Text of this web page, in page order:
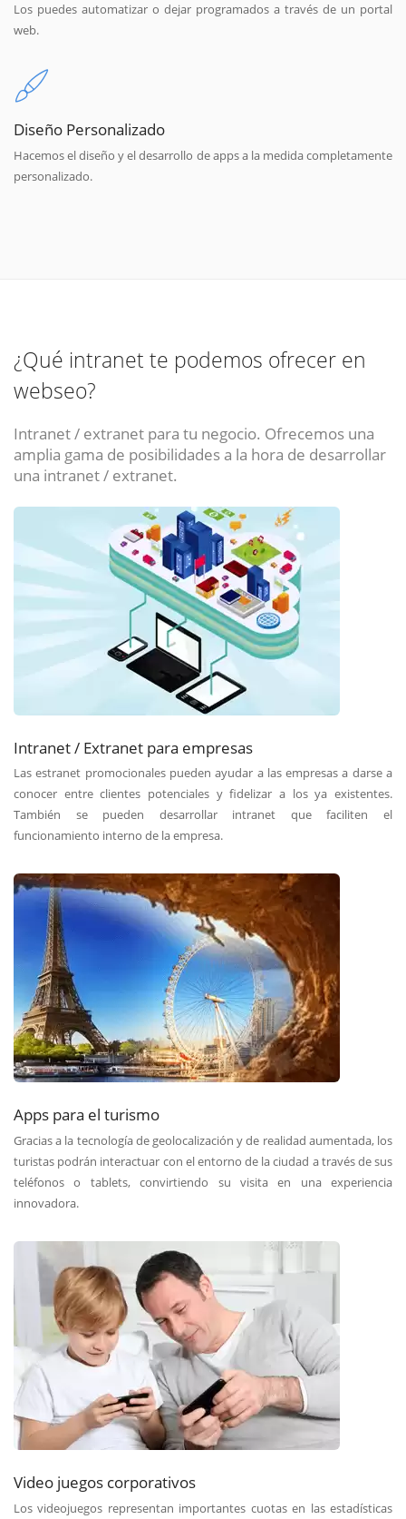
Los puedes automatizar o dejar programados a través de un portal
web.
Diseño Personalizado
Hacemos el diseño y el desarrollo de apps a la medida completamente
personalizado.
¿Qué intranet te podemos ofrecer en
webseo?
Intranet / extranet para tu negocio. Ofrecemos una
amplia gama de posibilidades a la hora de desarrollar
una intranet / extranet.
Intranet / Extranet para empresas
Las estranet promocionales pueden ayudar a las empresas a darse a
conocer entre clientes potenciales y fidelizar a los ya existentes.
También se pueden desarrollar intranet que faciliten el
funcionamiento interno de la empresa.
Apps para el turismo
Gracias a la tecnología de geolocalización y de realidad aumentada, los
turistas podrán interactuar con el entorno de la ciudad a través de sus
teléfonos o tablets, convirtiendo su visita en una experiencia
innovadora.
Video juegos corporativos
Los videojuegos representan importantes cuotas en las estadísticas